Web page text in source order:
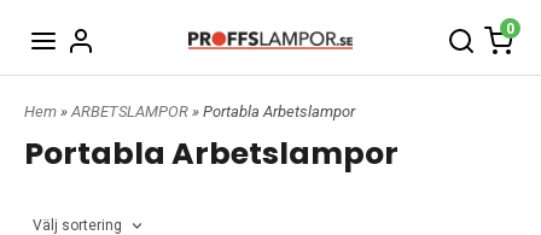
0
Hem »ARBETSLAMPOR » Portabla Arbetslampor
Portabla Arbetslampor
Välj sortering